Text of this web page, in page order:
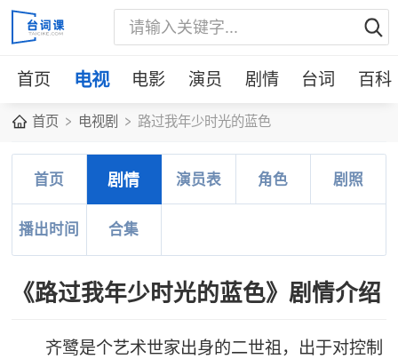
首页 电视 电影 演员 剧情 台词 百科
首页 电视剧 路过我年少时光的蓝色
首页 剧情 演员表 角色 剧照
播出时间 合集
《路过我年少时光的蓝色》剧情介绍
齐鹭是个艺术世家出身的二世祖，出于对控制